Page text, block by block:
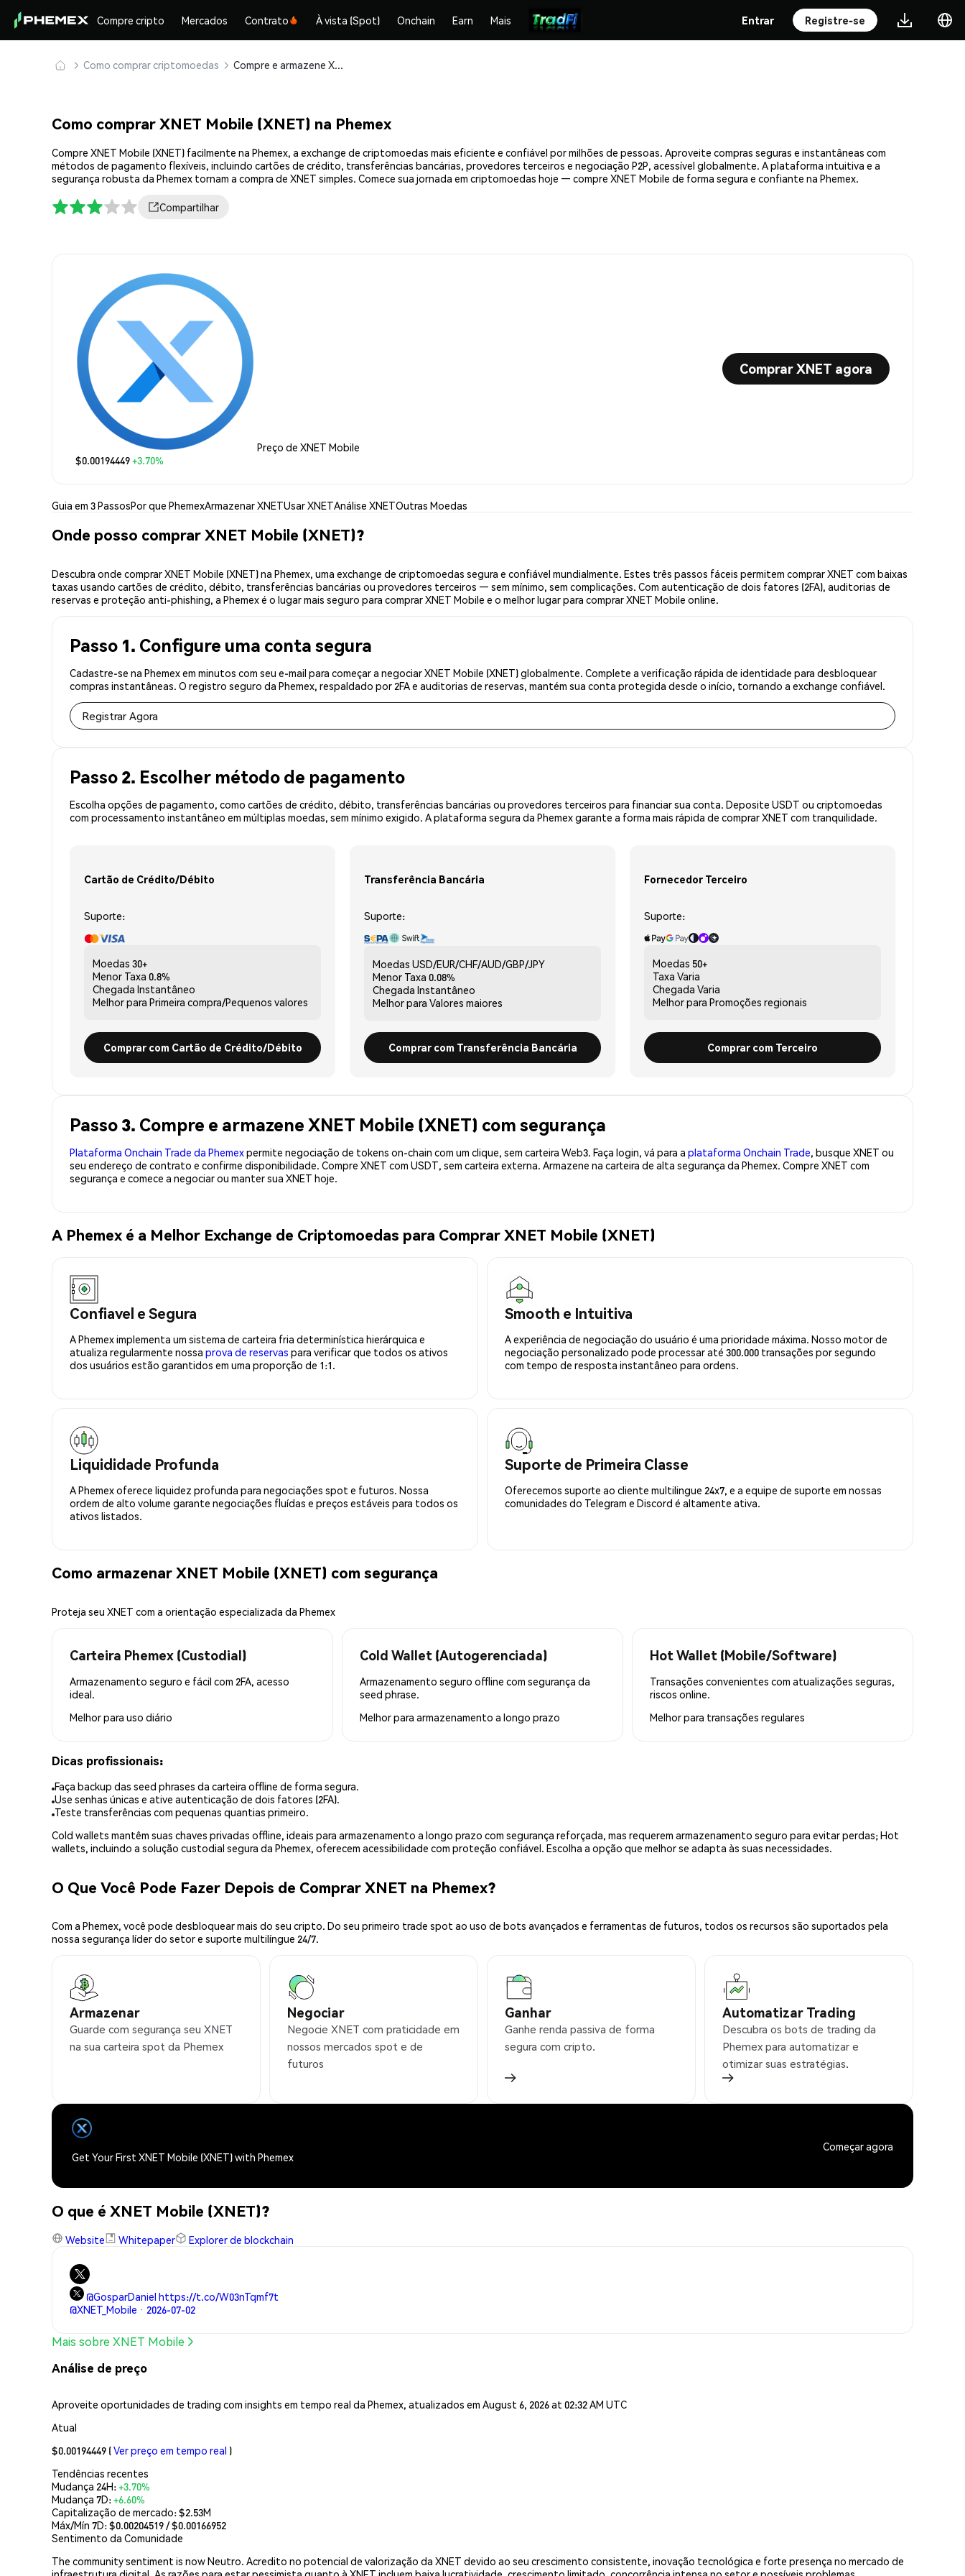
Compre cripto Mercados Contrato À vista (Spot) Onchain Earn Mais Entrar Registre-se
Como comprar criptomoedas Compre e armazene XNET Mobile (XNET) com segurança
Como comprar XNET Mobile (XNET) na Phemex
Compre XNET Mobile (XNET) facilmente na Phemex, a exchange de criptomoedas mais eficiente e confiável por milhões de pessoas. Aproveite compras seguras e instantâneas com
métodos de pagamento flexíveis, incluindo cartões de crédito, transferências bancárias, provedores terceiros e negociação P2P, acessível globalmente. A plataforma intuitiva e a
segurança robusta da Phemex tornam a compra de XNET simples. Comece sua jornada em criptomoedas hoje — compre XNET Mobile de forma segura e confiante na Phemex.
Compartilhar
Preço de XNET Mobile
$0.00194449+3.70%
Comprar XNET agora
Guia em 3 PassosPor que PhemexArmazenar XNETUsar XNETAnálise XNETOutras Moedas
Onde posso comprar XNET Mobile (XNET)?
Descubra onde comprar XNET Mobile (XNET) na Phemex, uma exchange de criptomoedas segura e confiável mundialmente. Estes três passos fáceis permitem comprar XNET com baixas
taxas usando cartões de crédito, débito, transferências bancárias ou provedores terceiros — sem mínimo, sem complicações. Com autenticação de dois fatores (2FA), auditorias de
reservas e proteção anti-phishing, a Phemex é o lugar mais seguro para comprar XNET Mobile e o melhor lugar para comprar XNET Mobile online.
Passo 1. Configure uma conta segura
Cadastre-se na Phemex em minutos com seu e-mail para começar a negociar XNET Mobile (XNET) globalmente. Complete a verificação rápida de identidade para desbloquear
compras instantâneas. O registro seguro da Phemex, respaldado por 2FA e auditorias de reservas, mantém sua conta protegida desde o início, tornando a exchange confiável.
Registrar Agora
Passo 2. Escolher método de pagamento
Escolha opções de pagamento, como cartões de crédito, débito, transferências bancárias ou provedores terceiros para financiar sua conta. Deposite USDT ou criptomoedas
com processamento instantâneo em múltiplas moedas, sem mínimo exigido. A plataforma segura da Phemex garante a forma mais rápida de comprar XNET com tranquilidade.
Cartão de Crédito/Débito
Suporte:
Moedas 30+
Menor Taxa 0.8%
Chegada Instantâneo
Melhor para Primeira compra/Pequenos valores
Comprar com Cartão de Crédito/Débito
Transferência Bancária
Suporte:
Moedas USD/EUR/CHF/AUD/GBP/JPY
Menor Taxa 0.08%
Chegada Instantâneo
Melhor para Valores maiores
Comprar com Transferência Bancária
Fornecedor Terceiro
Suporte:
Moedas 50+
Taxa Varia
Chegada Varia
Melhor para Promoções regionais
Comprar com Terceiro
Passo 3. Compre e armazene XNET Mobile (XNET) com segurança
Plataforma Onchain Trade da Phemexpermite negociação de tokens on-chain com um clique, sem carteira Web3. Faça login, vá para a plataforma Onchain Trade, busque XNET ou
seu endereço de contrato e confirme disponibilidade. Compre XNET com USDT, sem carteira externa. Armazene na carteira de alta segurança da Phemex. Compre XNET com
segurança e comece a negociar ou manter sua XNET hoje.
A Phemex é a Melhor Exchange de Criptomoedas para Comprar XNET Mobile (XNET)
Confiavel e Segura
A Phemex implementa um sistema de carteira fria determinística hierárquica e
atualiza regularmente nossa prova de reservas para verificar que todos os ativos
dos usuários estão garantidos em uma proporção de 1:1.
Smooth e Intuitiva
A experiência de negociação do usuário é uma prioridade máxima. Nosso motor de
negociação personalizado pode processar até 300.000 transações por segundo
com tempo de resposta instantâneo para ordens.
Liquididade Profunda
A Phemex oferece liquidez profunda para negociações spot e futuros. Nossa
ordem de alto volume garante negociações fluídas e preços estáveis para todos os
ativos listados.
Suporte de Primeira Classe
Oferecemos suporte ao cliente multilingue 24x7, e a equipe de suporte em nossas
comunidades do Telegram e Discord é altamente ativa.
Como armazenar XNET Mobile (XNET) com segurança
Proteja seu XNET com a orientação especializada da Phemex
Carteira Phemex (Custodial)
Armazenamento seguro e fácil com 2FA, acesso
ideal.
Melhor para uso diário
Cold Wallet (Autogerenciada)
Armazenamento seguro offline com segurança da
seed phrase.
Melhor para armazenamento a longo prazo
Hot Wallet (Mobile/Software)
Transações convenientes com atualizações seguras,
riscos online.
Melhor para transações regulares
Dicas profissionais:
Faça backup das seed phrases da carteira offline de forma segura.
Use senhas únicas e ative autenticação de dois fatores (2FA).
Teste transferências com pequenas quantias primeiro.
Cold wallets mantêm suas chaves privadas offline, ideais para armazenamento a longo prazo com segurança reforçada, mas requerem armazenamento seguro para evitar perdas; Hot
wallets, incluindo a solução custodial segura da Phemex, oferecem acessibilidade com proteção confiável. Escolha a opção que melhor se adapta às suas necessidades.
O Que Você Pode Fazer Depois de Comprar XNET na Phemex?
Com a Phemex, você pode desbloquear mais do seu cripto. Do seu primeiro trade spot ao uso de bots avançados e ferramentas de futuros, todos os recursos são suportados pela
nossa segurança líder do setor e suporte multilíngue 24/7.
Armazenar
Guarde com segurança seu XNET
na sua carteira spot da Phemex
Negociar
Negocie XNET com praticidade em
nossos mercados spot e de
futuros
Ganhar
Ganhe renda passiva de forma
segura com cripto.
Automatizar Trading
Descubra os bots de trading da
Phemex para automatizar e
otimizar suas estratégias.
Get Your First XNET Mobile (XNET) with Phemex
Começar agora
O que é XNET Mobile (XNET)?
Website Whitepaper Explorer de blockchain
@GosparDaniel https://t.co/W03nTqmf7t
@XNET_Mobile · 2026-07-02
Mais sobre XNET Mobile
Análise de preço
Aproveite oportunidades de trading com insights em tempo real da Phemex, atualizados em August 6, 2026 at 02:32 AM UTC
Atual
$0.00194449 (Ver preço em tempo real )
Tendências recentes
Mudança 24H:+3.70%
Mudança 7D:+6.60%
Capitalização de mercado:$2.53M
Máx/Mín 7D: $0.00204519/ $0.00166952
Sentimento da Comunidade
The community sentiment is now Neutro. Acredito no potencial de valorização da XNET devido ao seu crescimento consistente, inovação tecnológica e forte presença no mercado de